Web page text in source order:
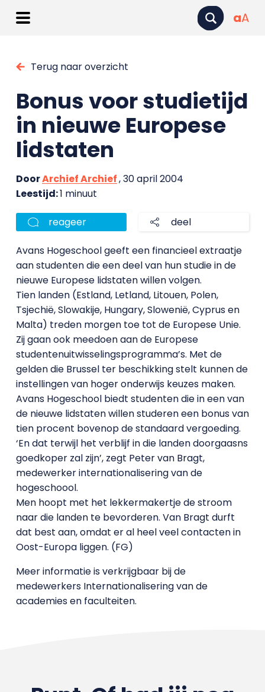
aA
Terug naar overzicht
Bonus voor studietijd
in nieuwe Europese
lidstaten
DoorArchief Archief, 30 april 2004
Leestijd:1 minuut
reageer deel
Avans Hogeschool geeft een financieel extraatje
aan studenten die een deel van hun studie in de
nieuwe Europese lidstaten willen volgen.
Tien landen (Estland, Letland, Litouen, Polen,
Tsjechië, Slowakije, Hungary, Slowenië, Cyprus en
Malta) treden morgen toe tot de Europese Unie.
Zij gaan ook meedoen aan de Europese
studentenuitwisselingsprogramma’s. Met de
gelden die Brussel ter beschikking stelt kunnen de
instellingen van hoger onderwijs keuzes maken.
Avans Hogeschool biedt studenten die in een van
de nieuwe lidstaten willen studeren een bonus van
tien procent bovenop de standaard vergoeding.
‘En dat terwijl het verblijf in die landen doorgaasns
goedkoper zal zijn’, zegt Peter van Bragt,
medewerker internationalisering van de
hogeschoool.
Men hoopt met het lekkermakertje de stroom
naar die landen te bevorderen. Van Bragt durft
dat best aan, omdat er al heel veel contacten in
Oost-Europa liggen. (FG)
Meer informatie is verkrijgbaar bij de
medewerkers Internationalisering van de
academies en faculteiten.